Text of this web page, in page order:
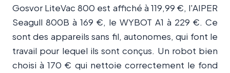
Gosvor LiteVac 800 est affiché à 119,99 €, l'AIPER
Seagull 800B à 169 €, le WYBOT A1 à 229 €. Ce
sont des appareils sans fil, autonomes, qui font le
travail pour lequel ils sont conçus. Un robot bien
choisi à 170 € qui nettoie correctement le fond